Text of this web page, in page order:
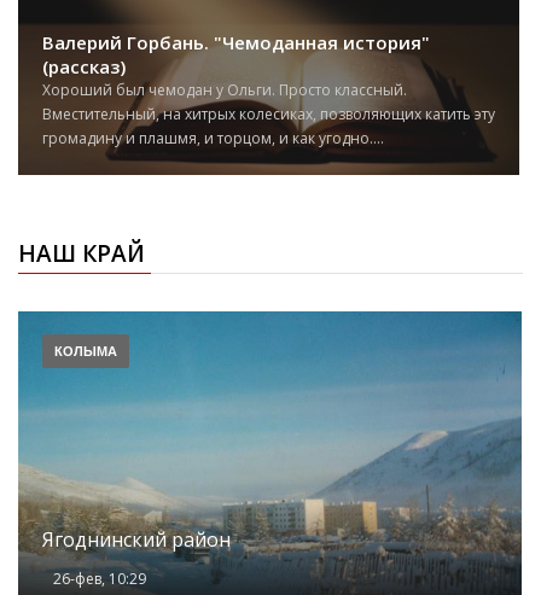
Валерий Горбань. "Чемоданная история"
(рассказ)
Хороший был чемодан у Ольги. Просто классный.
Вместительный, на хитрых колесиках, позволяющих катить эту
громадину и плашмя, и торцом, и как угодно....
НАШ КРАЙ
КОЛЫМА
Ягоднинский район
26-фев, 10:29